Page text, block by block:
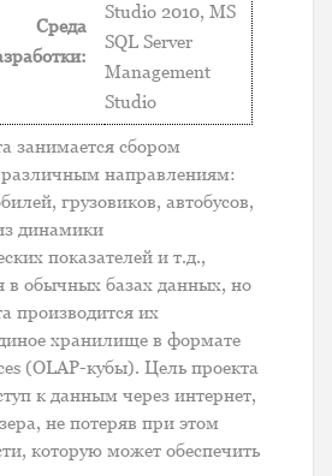
Среда
Studio 2010, MS
SQL Server
Management
Studio
занимается сбором
направлениям:
грузовиков, автобусов,
динамики
показателей и т.д.,
в обычных базах данных, но
производится их
хранилище в формате
(OLAP-кубы). Цель проекта
к данным через интернет,
не потеряв при этом
которую может обеспечить